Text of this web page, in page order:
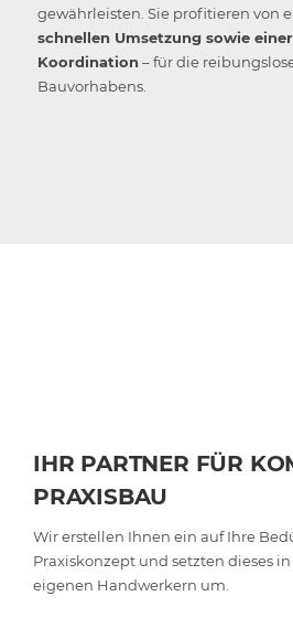
gewährleisten. Sie profitieren von
schnellen Umsetzung sowie
Koordination – für die
Bauvorhabens.
IHR PARTNER FÜR
PRAXISBAU
Wir erstellen Ihnen ein auf Ihre
Praxiskonzept und setzten dieses
eigenen Handwerkern um.